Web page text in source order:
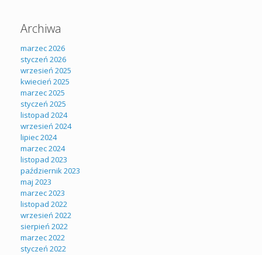
Archiwa
marzec 2026
styczeń 2026
wrzesień 2025
kwiecień 2025
marzec 2025
styczeń 2025
listopad 2024
wrzesień 2024
lipiec 2024
marzec 2024
listopad 2023
październik 2023
maj 2023
marzec 2023
listopad 2022
wrzesień 2022
sierpień 2022
marzec 2022
styczeń 2022